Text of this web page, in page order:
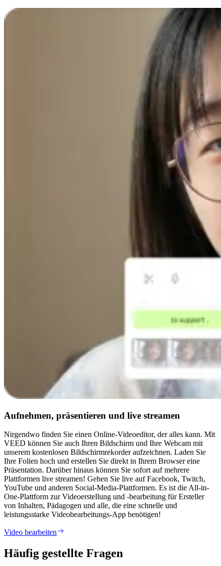
Aufnehmen, präsentieren und live streamen
Nirgendwo finden Sie einen Online-Videoeditor, der alles kann. Mit
VEED können Sie auch Ihren Bildschirm und Ihre Webcam mit
unserem kostenlosen Bildschirmrekorder aufzeichnen. Laden Sie
Ihre Folien hoch und erstellen Sie direkt in Ihrem Browser eine
Präsentation. Darüber hinaus können Sie sofort auf mehrere
Plattformen live streamen! Gehen Sie live auf Facebook, Twitch,
YouTube und anderen Social-Media-Plattformen. Es ist die All-in-
One-Plattform zur Videoerstellung und -bearbeitung für Ersteller
von Inhalten, Pädagogen und alle, die eine schnelle und
leistungsstarke Videobearbeitungs-App benötigen!
Video bearbeiten
Häufig gestellte Fragen